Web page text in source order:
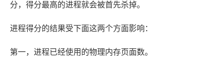
分，得分最高的进程就会被首先杀掉。
进程得分的结果受下面这两个方面影响：
第一，进程已经使用的物理内存页面数。